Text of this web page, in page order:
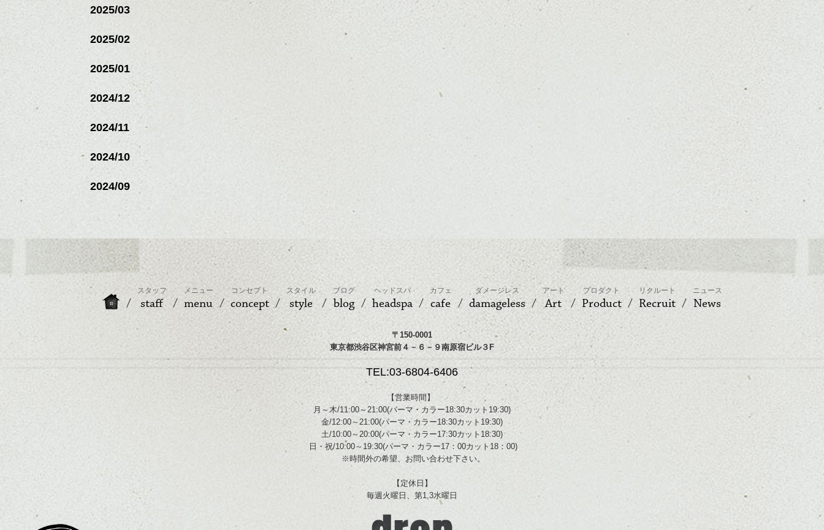
2025/03
2025/02
2025/01
2024/12
2024/11
2024/10
2024/09
スタッフ
staff
メニュー
menu
コンセプト
concept
スタイル
style
ブログ
blog
ヘッドスパ
headspa
カフェ
cafe
ダメージレス
damageless
アート
Art
プロダクト
Product
リクルート
Recruit
ニュース
News
〒150-0001
東京都渋谷区神宮前４－６－９南原宿ビル３F
TEL:03-6804-6406
【営業時間】
月～木/11:00～21:00(パーマ・カラー18:30カット19:30)
金/12:00～21:00(パーマ・カラー18:30カット19:30)
土/10:00～20:00(パーマ・カラー17:30カット18:30)
日・祝/10:00～19:30(パーマ・カラー17：00カット18：00)
※時間外の希望、お問い合わせ下さい。
【定休日】
毎週火曜日、第1,3水曜日